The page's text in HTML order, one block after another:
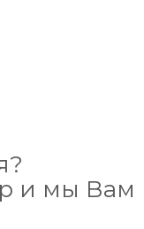
и мы Вам